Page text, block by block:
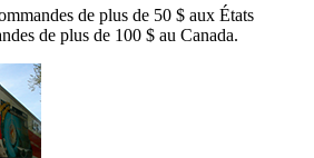
de plus de 50 $ aux États
de plus de 100 $ au Canada.